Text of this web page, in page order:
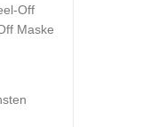
Off
Maske